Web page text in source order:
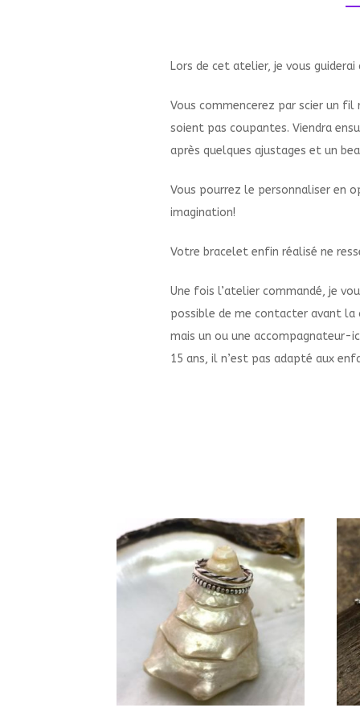
Lors de cet atelier, je vous
Vous commencerez par scier un
soient pas coupantes. Viendra
après quelques ajustages et un
Vous pourrez le personnaliser en
imagination!
Votre bracelet enfin réalisé ne
Une fois l’atelier commandé, je
possible de me contacter avant la
mais un ou une accompagnateur-
15 ans, il n’est pas adapté aux